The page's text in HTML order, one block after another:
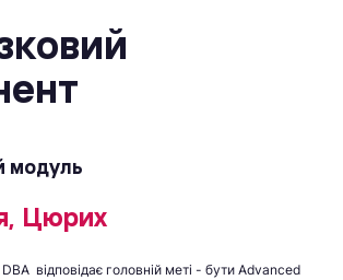
модуль
Цюрих
відповідає головній меті - бути Advanced